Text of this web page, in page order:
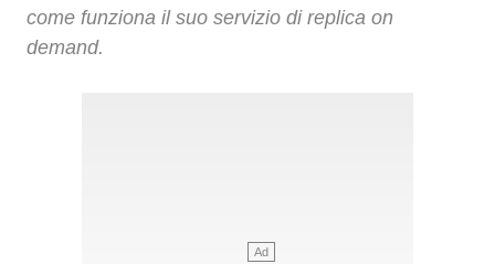
come funziona il suo servizio di replica on
demand.